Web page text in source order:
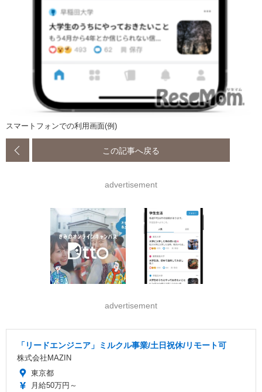
スマートフォンでの利用画面(例)
この記事へ戻る
advertisement
advertisement
「リードエンジニア」ミルクル事業/土日祝休/リモート可
株式会社MAZIN
東京都
月給50万円～